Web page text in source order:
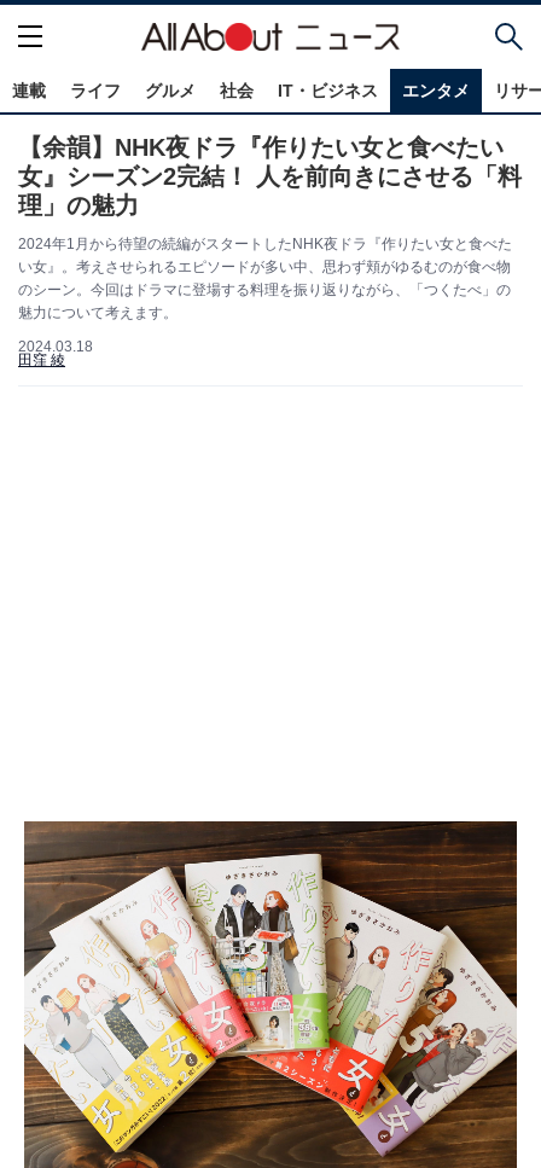
連載 ライフ グルメ 社会 IT・ビジネス エンタメ リサ
【余韻】NHK夜ドラ『作りたい女と食べたい
女』シーズン2完結！ 人を前向きにさせる「料
理」の魅力
2024年1月から待望の続編がスタートしたNHK夜ドラ『作りたい女と食べた
い女』。考えさせられるエピソードが多い中、思わず頬がゆるむのが食べ物
のシーン。今回はドラマに登場する料理を振り返りながら、「つくたべ」の
魅力について考えます。
2024.03.18
田窪 綾